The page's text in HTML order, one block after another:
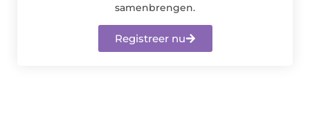
samenbrengen.
Registreer nu